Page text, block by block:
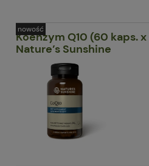
Koenzym Q10 (60 kaps.
Nature’s Sunshine
nowość